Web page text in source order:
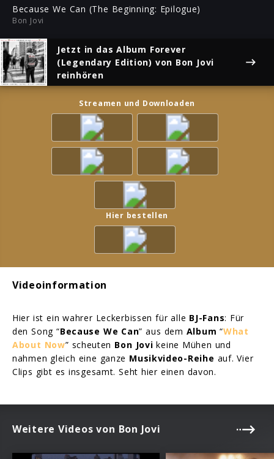
Because We Can (The Beginning: Epilogue)
Bon Jovi
Jetzt in das Album Forever
(Legendary Edition) von Bon Jovi
reinhören
Streamen und Downloaden
Hier bestellen
Videoinformation
Hier ist ein wahrer Leckerbissen für alle BJ-Fans: Für
den Song “Because We Can” aus dem Album “What
About Now” scheuten Bon Jovi keine Mühen und
nahmen gleich eine ganze Musikvideo-Reihe auf. Vier
Clips gibt es insgesamt. Seht hier einen davon.
Weitere Videos von Bon Jovi